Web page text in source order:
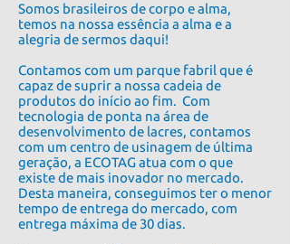
Somos brasileiros de corpo e alma,
temos na nossa essência a alma e a
alegria de sermos daqui!
Contamos com um parque fabril que é
capaz de suprir a nossa cadeia de
produtos do início ao fim. Com
tecnologia de ponta na área de
desenvolvimento de lacres, contamos
com um centro de usinagem de última
geração, a ECOTAG atua com o que
existe de mais inovador no mercado.
Desta maneira, conseguimos ter o menor
tempo de entrega do mercado, com
entrega máxima de 30 dias.